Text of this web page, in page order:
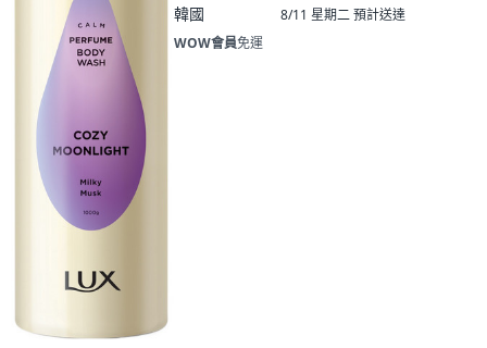
韓國 8/11 星期二預計送達
WOW會員免運